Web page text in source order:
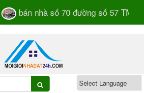
bán nhà số 70 đường số 57 TML